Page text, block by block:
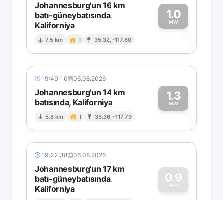
Johannesburg'un 16 km
batı-güneybatısında,
Kaliforniya
7.5 km I 35.32, -117.80
1.0
MW
1
19:49:10 06.08.2026
Johannesburg'un 14 km
batısında, Kaliforniya
5.8 km I 35.36, -117.79
1.3
MW1
19:22:38 06.08.2026
Johannesburg'un 17 km
batı-güneybatısında,
Kaliforniya
0.9
MW